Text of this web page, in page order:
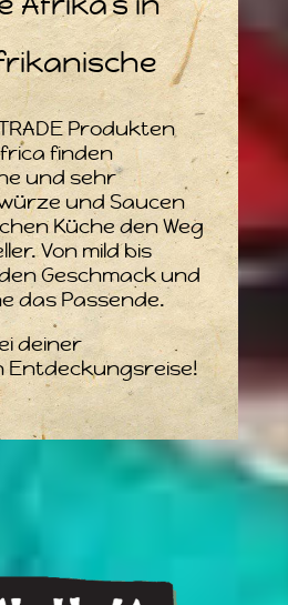
Produkten
finden
und sehr
und Saucen
Küche den Weg
Von mild bis
Geschmack und
das Passende.
deiner
Entdeckungsreise!